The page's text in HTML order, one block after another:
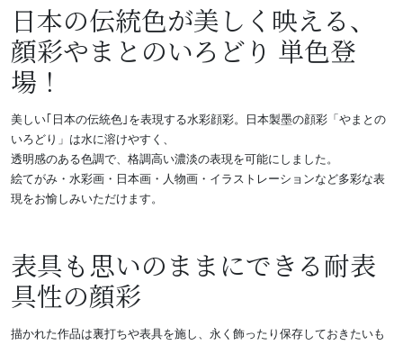
日本の伝統色が美しく映える、
顔彩やまとのいろどり 単色登
場！
美しい｢日本の伝統色｣を表現する水彩顔彩。日本製墨の顔彩「やまとの
いろどり」は水に溶けやすく、
透明感のある色調で、格調高い濃淡の表現を可能にしました。
絵てがみ・水彩画・日本画・人物画・イラストレーションなど多彩な表
現をお愉しみいただけます。
表具も思いのままにできる耐表
具性の顔彩
描かれた作品は裏打ちや表具を施し、永く飾ったり保存しておきたいも